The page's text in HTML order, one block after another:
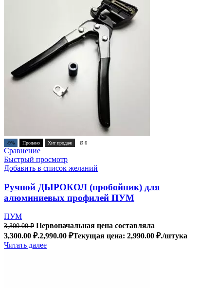
-9% Продано Хит продаж Ø 6
Сравнение
Быстрый просмотр
Добавить в список желаний
Ручной ДЫРОКОЛ (пробойник) для
алюминиевых профилей ПУМ
ПУМ
3,300.00₽ Первоначальная цена составляла
3,300.00 ₽.2,990.00 ₽Текущая цена: 2,990.00 ₽./штука
Читать далее